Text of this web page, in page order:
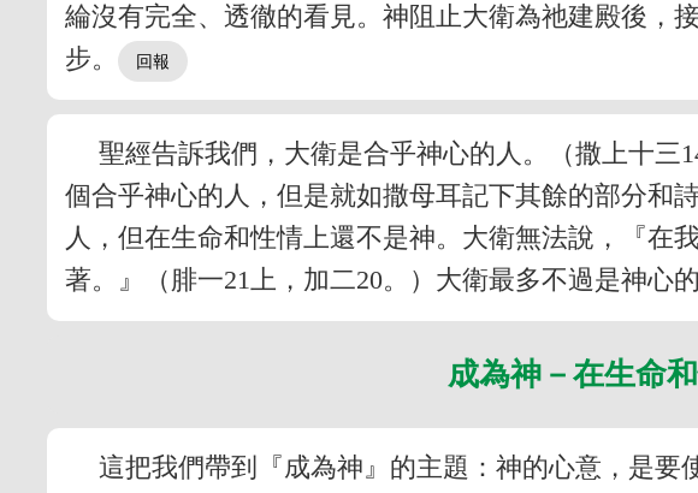
綸沒有完全、透徹的看見。神阻止大衛為祂建殿後，
步。
聖經告訴我們，大衛是合乎神心的人。（撒上十
個合乎神心的人，但是就如撒母耳記下其餘的部分和
人，但在生命和性情上還不是神。大衛無法說，『在
著。』（腓一21上，加二20。）大衛最多不過是神心
成為神－在生命
這把我們帶到『成為神』的主題：神的心意，是